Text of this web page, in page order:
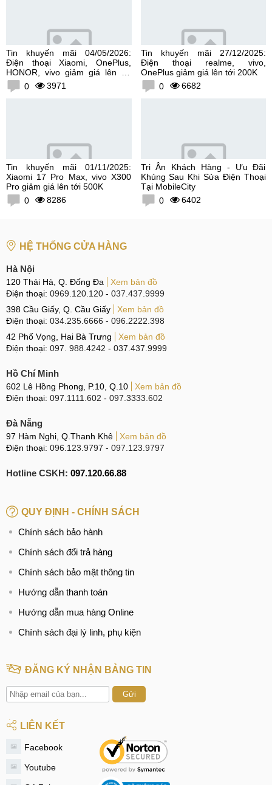
Tin khuyến mãi 04/05/2026:
Điện thoại Xiaomi, OnePlus,
HONOR, vivo giảm giá lên tới
300K0 3971
Tin khuyến mãi 27/12/2025:
Điện thoại realme, vivo,
OnePlus giảm giá lên tới 200K
0
6682
Tin khuyến mãi 01/11/2025:
Xiaomi 17 Pro Max, vivo X300
Pro giảm giá lên tới 500K
0
8286
Tri Ân Khách Hàng - Ưu Đãi
Khủng Sau Khi Sửa Điện Thoại
Tại MobileCity
0
6402
HỆ THỐNG CỬA HÀNG
Hà Nội
120 Thái Hà, Q. Đống Đa
Xem bản đồ
Điện thoại: 0969.120.120 - 037.437.9999
398 Cầu Giấy, Q. Cầu Giấy
Xem bản đồ
Điện thoại: 034.235.6666 - 096.2222.398
42 Phố Vọng, Hai Bà Trưng
Xem bản đồ
Điện thoại: 097. 988.4242 - 037.437.9999
Hồ Chí Minh
602 Lê Hồng Phong, P.10, Q.10
Xem bản đồ
Điện thoại: 097.1111.602 - 097.3333.602
Đà Nẵng
97 Hàm Nghi, Q.Thanh Khê
Xem bản đồ
Điện thoại: 096.123.9797 - 097.123.9797
Hotline CSKH: 097.120.66.88
QUY ĐỊNH - CHÍNH SÁCH
Chính sách bảo hành
Chính sách đổi trả hàng
Chính sách bảo mật thông tin
Hướng dẫn thanh toán
Hướng dẫn mua hàng Online
Chính sách đại lý linh, phụ kiện
ĐĂNG KÝ NHẬN BẢNG TIN
Gửi
LIÊN KẾT
Facebook
Youtube